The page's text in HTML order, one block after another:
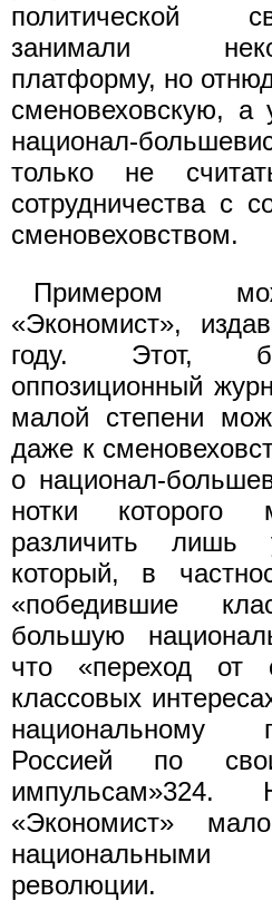
политической
занимали
платформу, но
сменовеховскую,
национал-
только не
сотрудничества с
сменовеховством.
Примером
«Экономист»,
году. Этот,
оппозиционный
малой степени
даже к
о национал-
нотки которого
различить
который, в
«победившие
большую
что «переход от
классовых
национальному
Россией по
«Экономист»
революции.